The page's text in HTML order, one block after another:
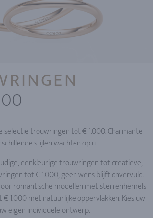
selectie trouwringen tot € 1.000. Charmante
stijlen wachten op u.
eenkleurige trouwringen tot creatieve,
tot € 1.000, geen wens blijft onvervuld.
romantische modellen met sterrenhemels
1.000 met natuurlijke oppervlakken. Kies uw
eigen individuele ontwerp.